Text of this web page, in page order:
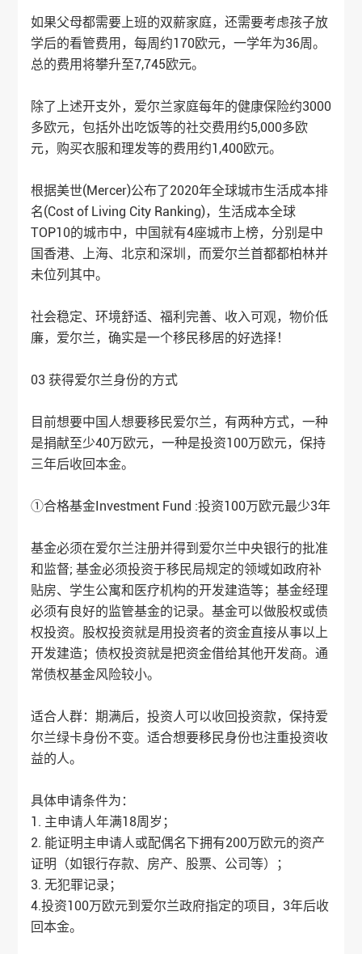
如果父母都需要上班的双薪家庭，还需要考虑孩子放
学后的看管费用，每周约170欧元，一学年为36周。
总的费用将攀升至7,745欧元。
除了上述开支外，爱尔兰家庭每年的健康保险约3000
多欧元，包括外出吃饭等的社交费用约5,000多欧
元，购买衣服和理发等的费用约1,400欧元。
根据美世(Mercer)公布了2020年全球城市生活成本排
名(Cost of Living City Ranking)，生活成本全球
TOP10的城市中，中国就有4座城市上榜，分别是中
国香港、上海、北京和深圳，而爱尔兰首都都柏林并
未位列其中。
社会稳定、环境舒适、福利完善、收入可观，物价低
廉，爱尔兰，确实是一个移民移居的好选择！
03 获得爱尔兰身份的方式
目前想要中国人想要移民爱尔兰，有两种方式，一种
是捐献至少40万欧元，一种是投资100万欧元，保持
三年后收回本金。
①合格基金Investment Fund :投资100万欧元最少3年
基金必须在爱尔兰注册并得到爱尔兰中央银行的批准
和监督; 基金必须投资于移民局规定的领域如政府补
贴房、学生公寓和医疗机构的开发建造等；基金经理
必须有良好的监管基金的记录。基金可以做股权或债
权投资。股权投资就是用投资者的资金直接从事以上
开发建造；债权投资就是把资金借给其他开发商。通
常债权基金风险较小。
适合人群：期满后，投资人可以收回投资款，保持爱
尔兰绿卡身份不变。适合想要移民身份也注重投资收
益的人。
具体申请条件为：
1. 主申请人年满18周岁；
2. 能证明主申请人或配偶名下拥有200万欧元的资产
证明（如银行存款、房产、股票、公司等）；
3. 无犯罪记录；
4.投资100万欧元到爱尔兰政府指定的项目，3年后收
回本金。